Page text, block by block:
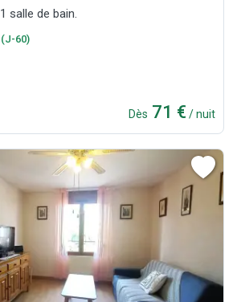
salle de bain.
60)
Dès 71 € / nuit